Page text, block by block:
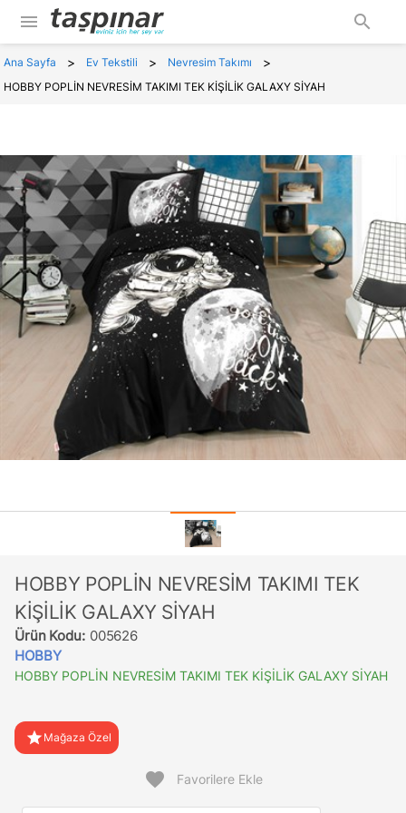
menu search
Ana Sayfa > Ev Tekstili > Nevresim Takımı >
HOBBY POPLİN NEVRESİM TAKIMI TEK KİŞİLİK GALAXY SİYAH
HOBBY POPLİN NEVRESİM TAKIMI TEK
KİŞİLİK GALAXY SİYAH
Ürün Kodu: 005626
HOBBY
HOBBY POPLİN NEVRESİM TAKIMI TEK KİŞİLİK GALAXY SİYAH
star Mağaza Özel
favorite Favorilere Ekle